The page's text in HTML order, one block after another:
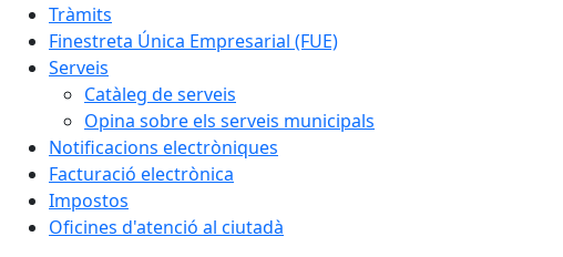
Tràmits
Finestreta Única Empresarial (FUE)
Serveis
Catàleg de serveis
Opina sobre els serveis municipals
Notificacions electròniques
Facturació electrònica
Impostos
Oficines d'atenció al ciutadà